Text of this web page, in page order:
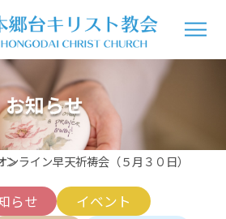
お知らせ
ンライン早天祈祷会（５月３０日）
らせ
イベント